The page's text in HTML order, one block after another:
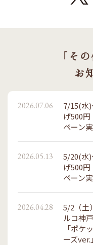
「そ
お
2026.07.06
7/15(水
げ500
ペーン
2026.05.13
5/20(水
げ500
ペーン
2026.04.28
5/2（土
ルコ神
「ポケ
ーズver.